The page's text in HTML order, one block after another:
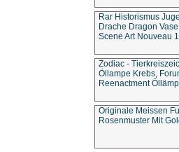
Rar Historismus
Drache Dragon
Scene Art Nouveau
Zodiac -
Öllampe Krebs,
Reenactment
Originale Meissen
Rosenmuster Mit